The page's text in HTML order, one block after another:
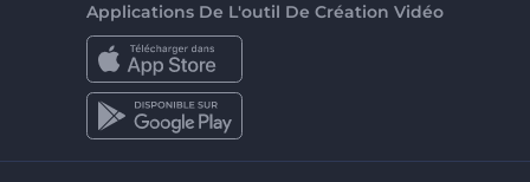
Applications De L'outil De Création Vidéo